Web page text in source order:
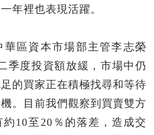
年裡也表現活躍。
華區資本市場部主管李志榮
季度投資額放緩，市場中仍
的買家正在積極找尋和等待
。目前我們觀察到買賣雙方
約10至20％的落差，造成交